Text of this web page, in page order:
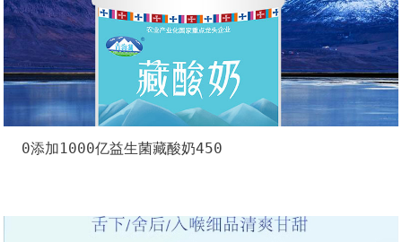
0添加1000亿益生菌藏酸奶450